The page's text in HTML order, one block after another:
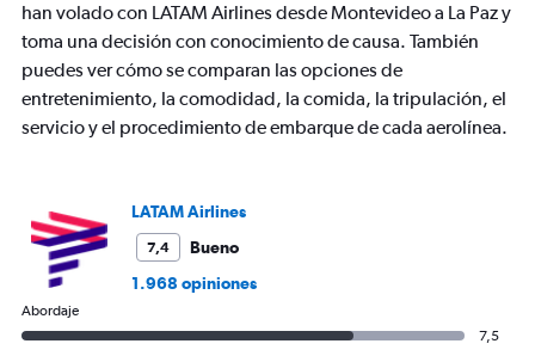
han volado con LATAM Airlines desde Montevideo a La Paz y
toma una decisión con conocimiento de causa. También
puedes ver cómo se comparan las opciones de
entretenimiento, la comodidad, la comida, la tripulación, el
servicio y el procedimiento de embarque de cada aerolínea.
LATAM Airlines
7,4
Bueno
1.968 opiniones
Abordaje
7,5